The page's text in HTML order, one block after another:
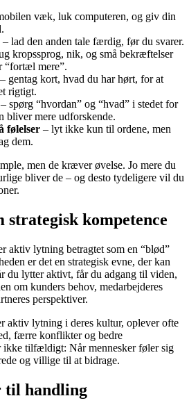
væk, luk computeren, og giv din
– lad den anden tale færdig, før du svarer.
kropssprog, nik, og små bekræftelser
“fortæl mere”.
– gentag kort, hvad du har hørt, for at
rigtigt.
– spørg “hvordan” og “hvad” i stedet for
bliver mere udforskende.
følelser – lyt ikke kun til ordene, men
dem.
men de kræver øvelse. Jo mere du
bliver de – og desto tydeligere vil du
kompetence
aktiv lytning betragtet som en “blød”
er det en strategisk evne, der kan
du lytter aktivt, får du adgang til viden,
om kunders behov, medarbejderes
perspektiver.
aktiv lytning i deres kultur, oplever ofte
færre konflikter og bedre
ikke tilfældigt: Når mennesker føler sig
og villige til at bidrage.
til handling